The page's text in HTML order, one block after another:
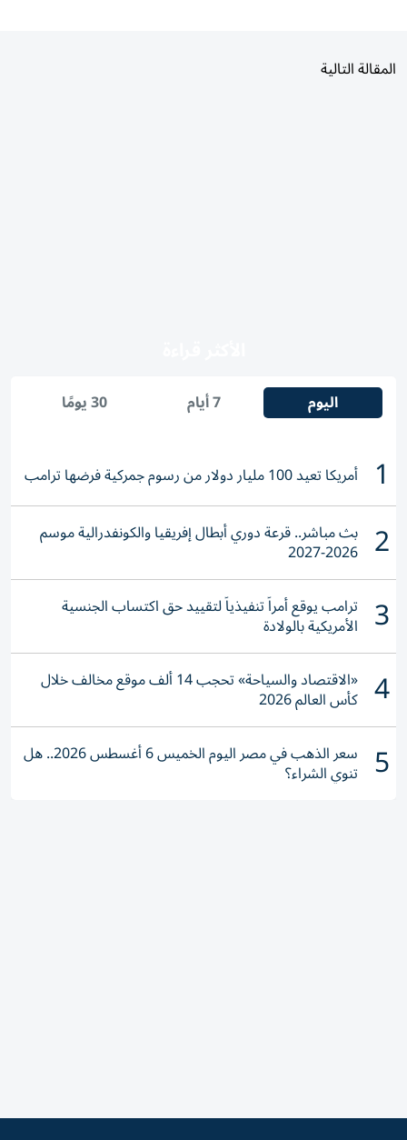
المقالة التالية
اليوم 7 أيام 30 يومًا
1 أمريكا تعيد 100 مليار دولار من رسوم جمركية فرضها ترامب
2 بث مباشر.. قرعة دوري أبطال إفريقيا والكونفدرالية موسم
2026-2027
3 ترامب يوقع أمراً تنفيذياً لتقييد حق اكتساب الجنسية
الأمريكية بالولادة
4 «الاقتصاد والسياحة» تحجب 14 ألف موقع مخالف خلال
كأس العالم 2026
5 سعر الذهب في مصر اليوم الخميس 6 أغسطس 2026.. هل
تنوي الشراء؟